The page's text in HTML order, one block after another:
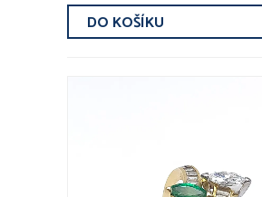
DO KOŠÍKU